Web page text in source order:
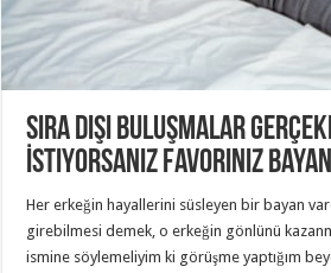
Sıra Dışı Buluşmalar
İstiyorsanız Favoriniz
Her erkeğin hayallerini süsleyen bir bayan
girebilmesi demek, o erkeğin gönlünü
ismine söylemeliyim ki görüşme yaptığım